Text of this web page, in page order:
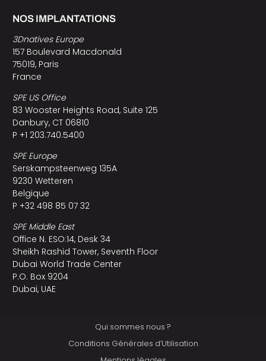
NOS IMPLANTATIONS
3Dnatives Europe
157 Boulevard Macdonald
75019, Paris
France
SPE US Office
83 Wooster Heights Road, Suite 125
Danbury, CT 06810
P +1 203.740.5400
SPE Europe
Serskampsteenweg 135A
9230 Wetteren
Belgique
P +32 498 85 07 32
SPE Middle East
Office N. ESO:14, Desk 34
Sheikh Rashid Tower, Seventh Floor
Dubai World Trade Center
P.O. Box 9204
Dubai, UAE
Qui sommes nous ?
Conditions Générales d’Utilisation